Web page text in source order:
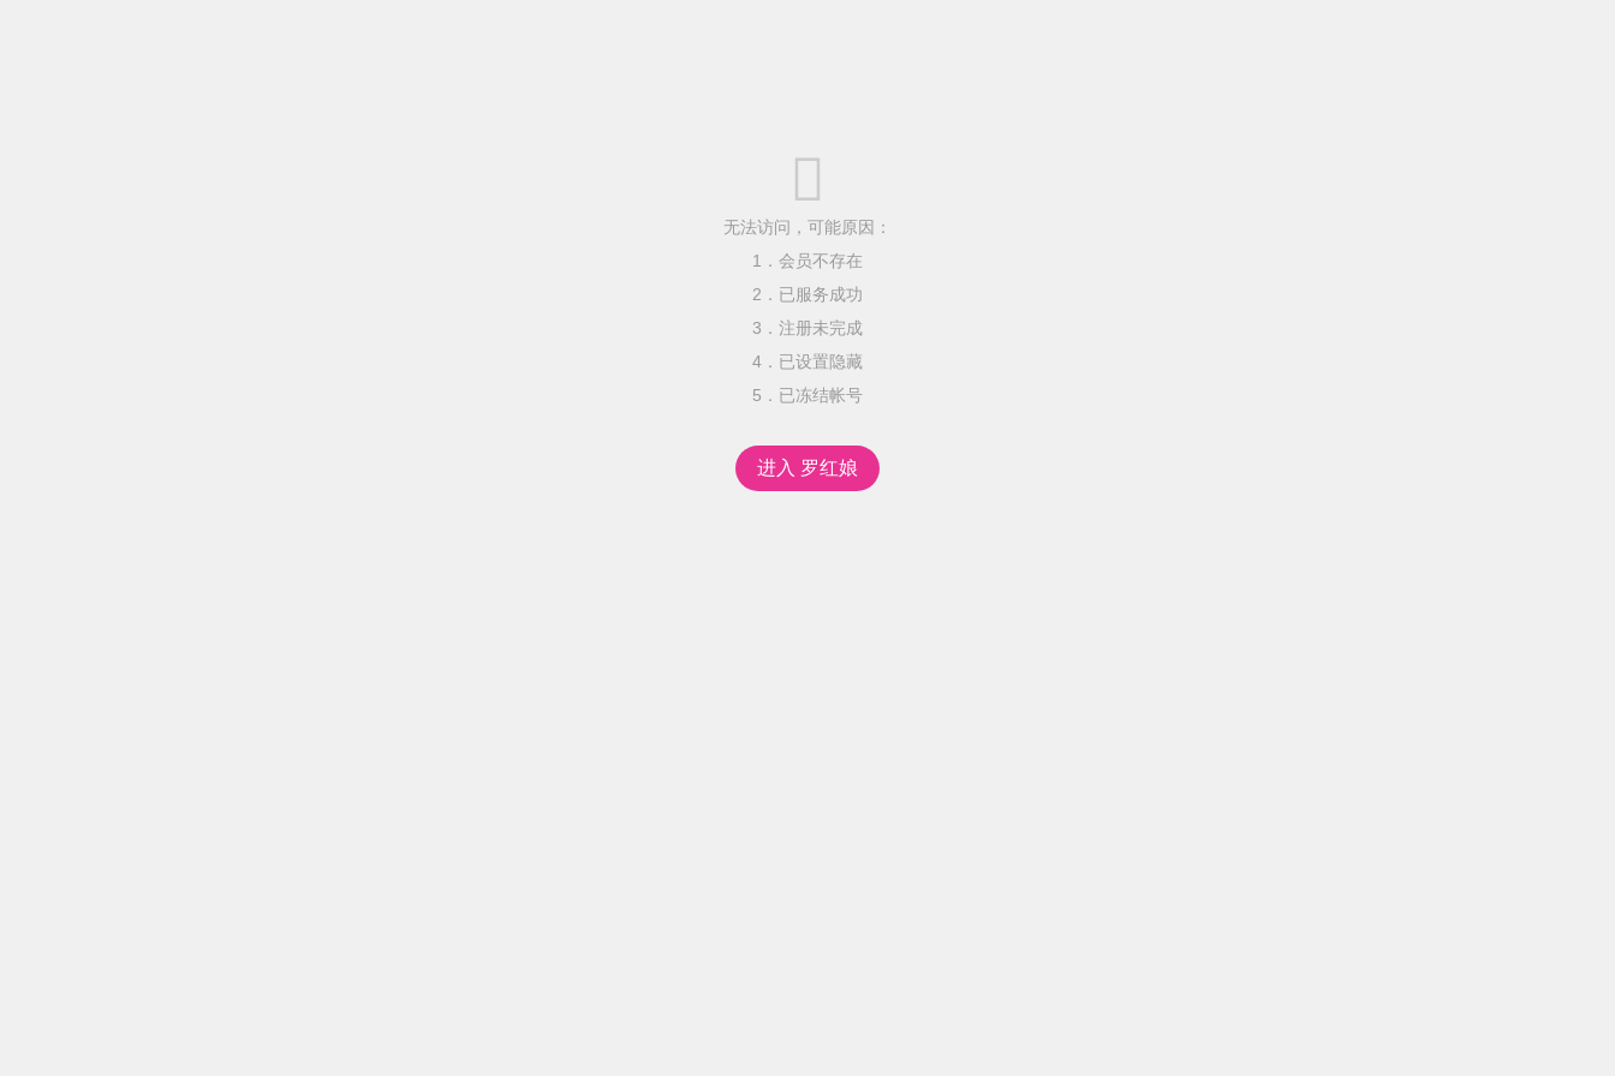

无法访问，可能原因：
1．会员不存在
2．已服务成功
3．注册未完成
4．已设置隐藏
5．已冻结帐号
进入 罗红娘